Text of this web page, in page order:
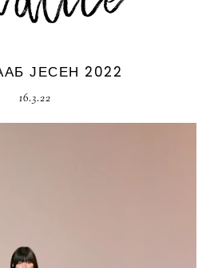
ЈЕСЕН 2022
16.3.22